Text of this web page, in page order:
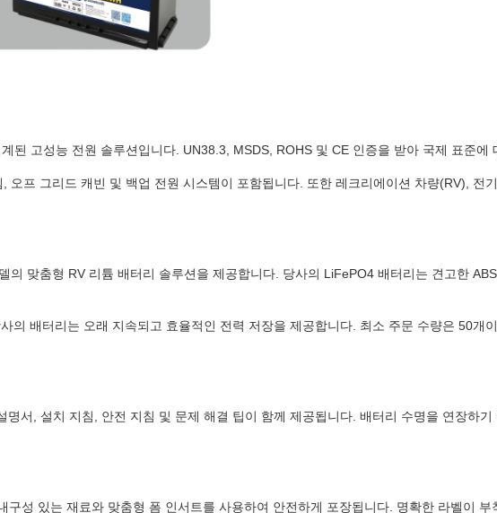
된 고성능 전원 솔루션입니다. UN38.3, MSDS, ROHS 및 CE 인증을 받아 국제 표준에
프 그리드 캐빈 및 백업 전원 시스템이 포함됩니다. 또한 레크리에이션 차량(RV), 전
맞춤형 RV 리튬 배터리 솔루션을 제공합니다. 당사의 LiFePO4 배터리는 견고한
의 배터리는 오래 지속되고 효율적인 전력 저장을 제공합니다. 최소 주문 수량은 50개
서, 설치 지침, 안전 지침 및 문제 해결 팁이 함께 제공됩니다. 배터리 수명을 연장하
성 있는 재료와 맞춤형 폼 인서트를 사용하여 안전하게 포장됩니다. 명확한 라벨이